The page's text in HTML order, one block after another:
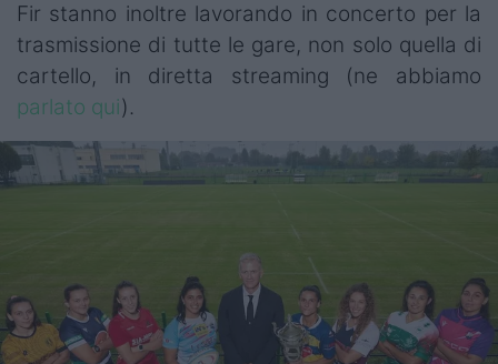
Fir stanno inoltre lavorando in concerto per la
trasmissione di tutte le gare, non solo quella di
cartello, in diretta streaming (ne abbiamo
parlato qui).